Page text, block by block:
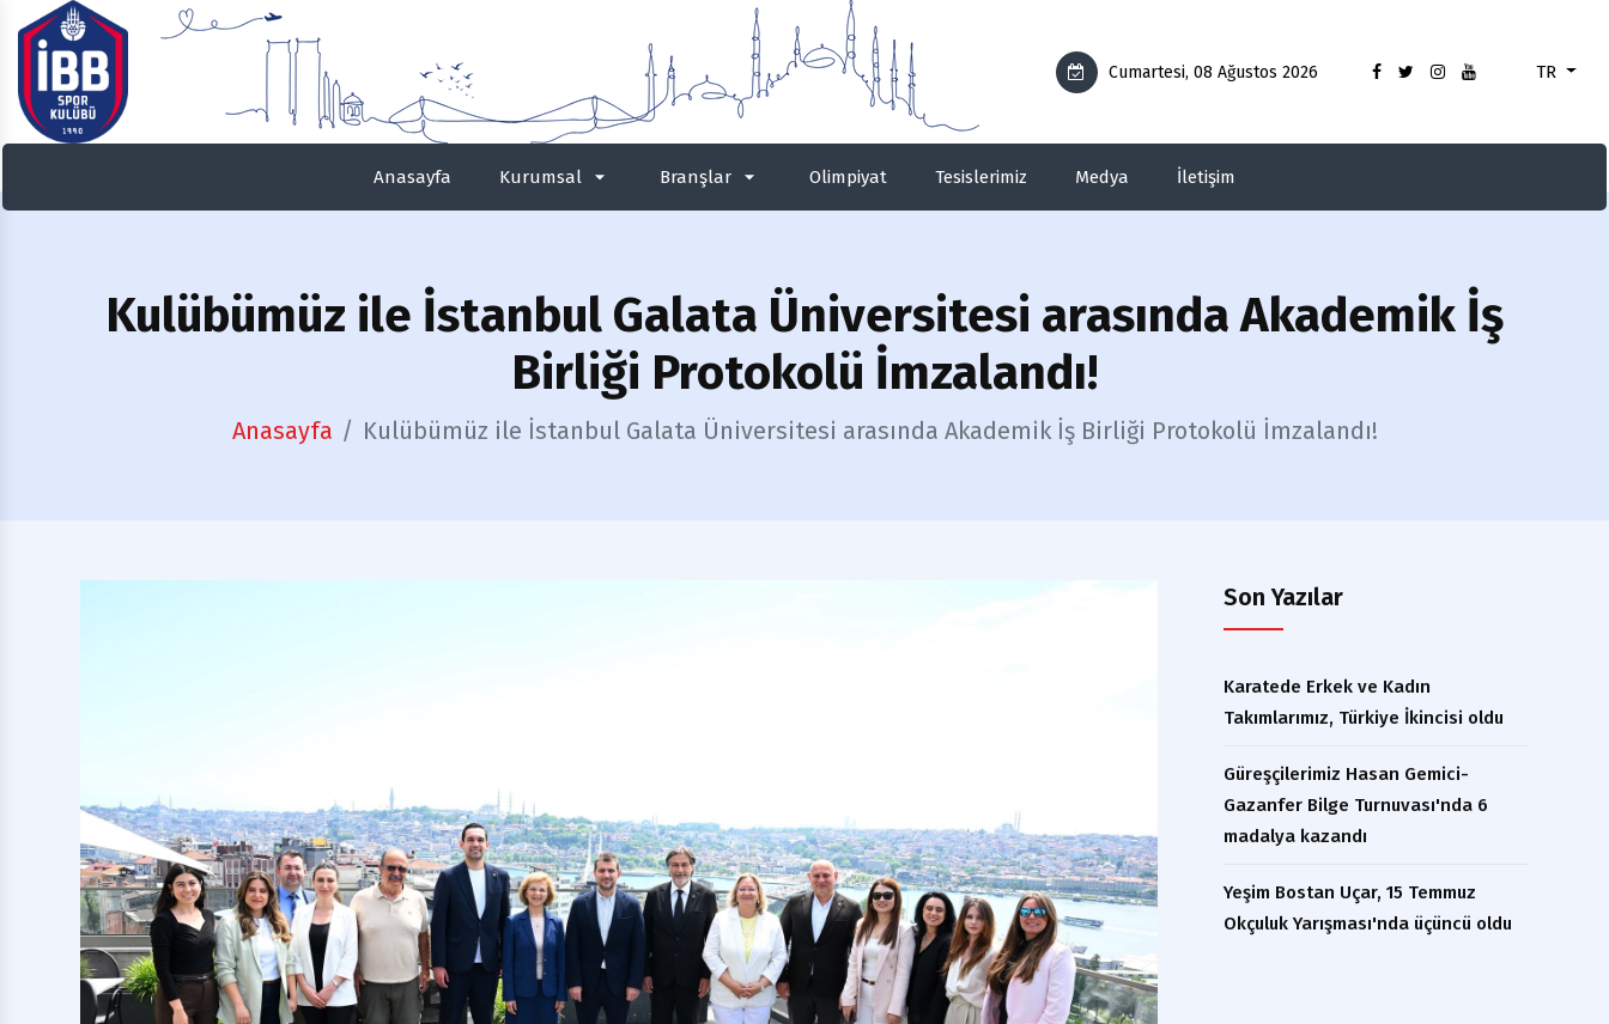
Cumartesi, 08 Ağustos 2026 TR
Anasayfa Kurumsal Branşlar Olimpiyat Tesislerimiz Medya İletişim
Kulübümüz ile İstanbul Galata Üniversitesi arasında Akademik İş
Birliği Protokolü İmzalandı!
Anasayfa Kulübümüz ile İstanbul Galata Üniversitesi arasında Akademik İş Birliği Protokolü İmzalandı!
Son Yazılar
Karatede Erkek ve Kadın
Takımlarımız, Türkiye İkincisi oldu
Güreşçilerimiz Hasan Gemici-
Gazanfer Bilge Turnuvası'nda 6
madalya kazandı
Yeşim Bostan Uçar, 15 Temmuz
Okçuluk Yarışması'nda üçüncü oldu